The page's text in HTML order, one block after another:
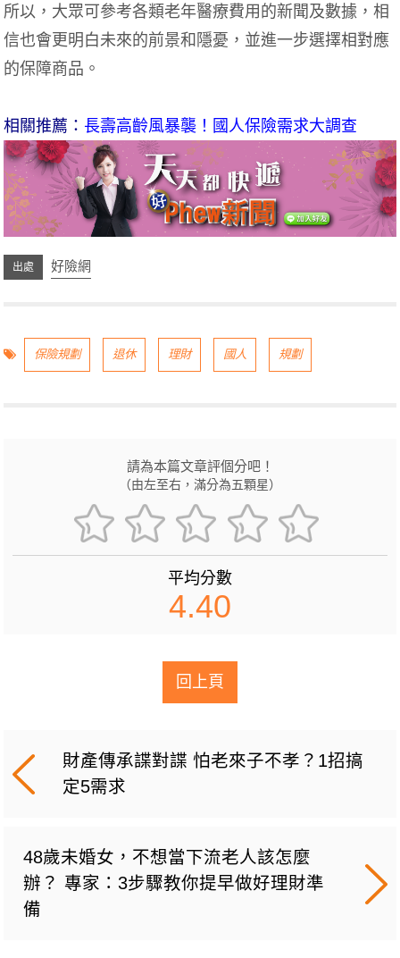
所以，大眾可參考各類老年醫療費用的新聞及數據，相
信也會更明白未來的前景和隱憂，並進一步選擇相對應
的保障商品。
相關推薦： 長壽高齡風暴襲！國人保險需求大調查
好險網
保險規劃 退休 理財 國人 規劃
請為本篇文章評個分吧！
（由左至右，滿分為五顆星）
平均分數
4.40
回上頁
財產傳承諜對諜 怕老來子不孝？1招搞
定5需求
48歲未婚女，不想當下流老人該怎麼
辦？ 專家：3步驟教你提早做好理財準
備